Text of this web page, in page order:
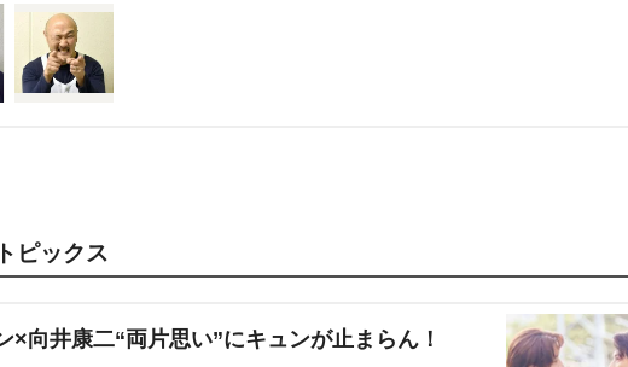
ピックス
×向井康二“両片思い”にキュンが止まらん！